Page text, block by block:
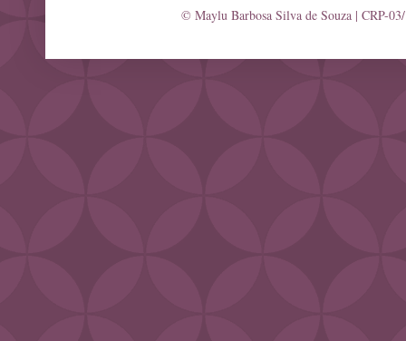
© Maylu Barbosa Silva de Souza | CRP-